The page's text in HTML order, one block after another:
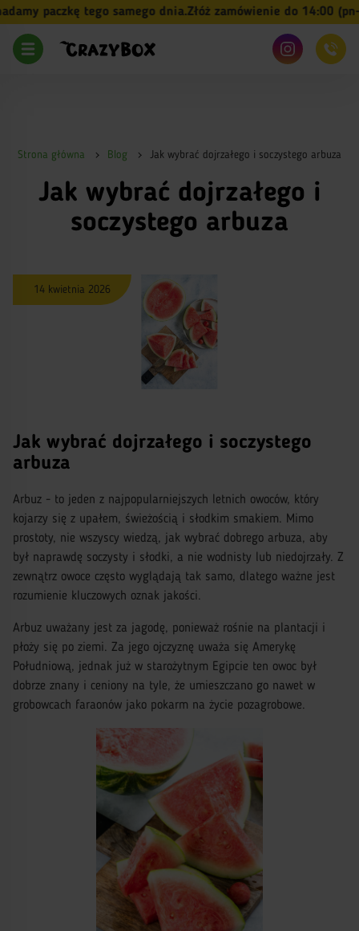
paczkę tego samego dnia. Złóż zamówienie do 14:00 (pn-pt)
Strona główna Blog Jak wybrać dojrzałego i soczystego arbuza
Jak wybrać dojrzałego i
soczystego arbuza
14 kwietnia 2026
Jak wybrać dojrzałego i soczystego
arbuza
Arbuz - to jeden z najpopularniejszych letnich owoców, który
kojarzy się z upałem, świeżością i słodkim smakiem. Mimo
prostoty, nie wszyscy wiedzą, jak wybrać dobrego arbuza, aby
był naprawdę soczysty i słodki, a nie wodnisty lub niedojrzały. Z
zewnątrz owoce często wyglądają tak samo, dlatego ważne jest
rozumienie kluczowych oznak jakości.
Arbuz uważany jest za jagodę, ponieważ rośnie na plantacji i
płoży się po ziemi. Za jego ojczyznę uważa się Amerykę
Południową, jednak już w starożytnym Egipcie ten owoc był
dobrze znany i ceniony na tyle, że umieszczano go nawet w
grobowcach faraonów jako pokarm na życie pozagrobowe.